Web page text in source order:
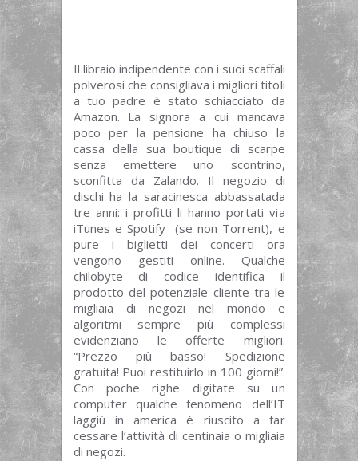
Il libraio indipendente con i suoi scaffali
polverosi che consigliava i migliori titoli
a tuo padre è stato schiacciato da
Amazon. La signora a cui mancava
poco per la pensione ha chiuso la
cassa della sua boutique di scarpe
senza emettere uno scontrino,
sconfitta da Zalando. Il negozio di
dischi ha la saracinesca abbassatada
tre anni: i profitti li hanno portati via
iTunes e Spotify (se non Torrent), e
pure i biglietti dei concerti ora
vengono gestiti online. Qualche
chilobyte di codice identifica il
prodotto del potenziale cliente tra le
migliaia di negozi nel mondo e
algoritmi sempre più complessi
evidenziano le offerte migliori.
“Prezzo più basso! Spedizione
gratuita! Puoi restituirlo in 100 giorni!”.
Con poche righe digitate su un
computer qualche fenomeno dell’IT
laggiù in america è riuscito a far
cessare l’attività di centinaia o migliaia
di negozi.